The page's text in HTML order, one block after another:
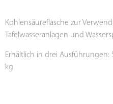
Kohlensäureflasche zur
Tafelwasseranlagen und
Erhältlich in drei Ausführungen:
kg